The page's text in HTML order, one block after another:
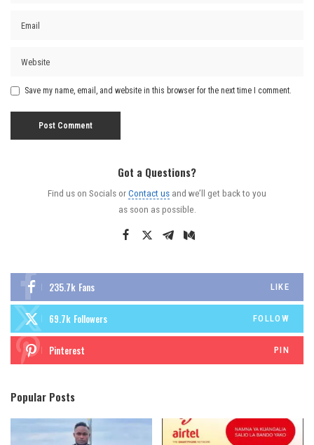
Save my name, email, and website in this browser for the next time I comment.
Got a Questions?
Find us on Socials orContact us and we’ll get back to you
as soon as possible.
235.7k Fans LIKE
69.7k Followers FOLLOW
Pinterest PIN
Popular Posts